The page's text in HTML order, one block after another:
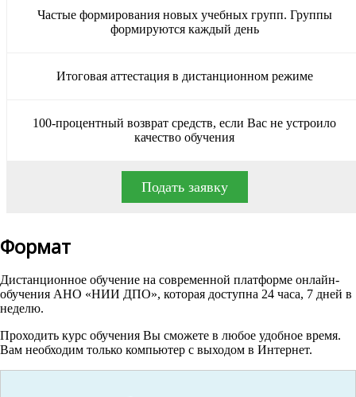
Частые формирования новых учебных групп. Группы
формируются каждый день
Итоговая аттестация в дистанционном режиме
100-процентный возврат средств, если Вас не устроило
качество обучения
Подать заявку
Формат
Дистанционное обучение на современной платформе онлайн-
обучения АНО «НИИ ДПО», которая доступна 24 часа, 7 дней в
неделю.
Проходить курс обучения Вы сможете в любое удобное время.
Вам необходим только компьютер с выходом в Интернет.